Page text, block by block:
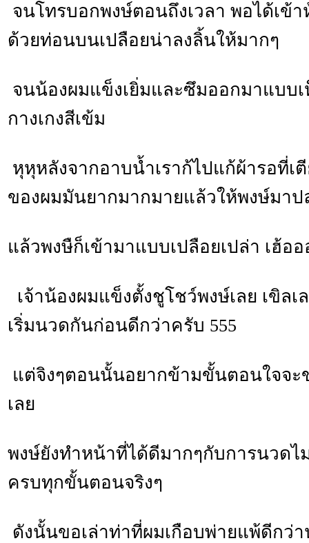
จนโทรบอกพงษ์ตอนถึงเวลา พอได้เข้
ด้วยท่อนบนเปลือยน่าลงลิ้นให้มากๆ
จนน้องผมแข็งเยิ่มและซึมออกมาแบบ
กางเกงสีเข้ม
หุหุหลังจากอาบน้ำเราก้ไปแก้ผ้ารอที่เ
ของผมมันยากมากมายแล้วให้พงษ์มา
แล้วพงษืก็เข้ามาแบบเปลือยเปล่า เฮ้อ
เจ้าน้องผมแข็งตั้งชูโชว์พงษ์เลย เขิลเ
เริ่มนวดกันก่อนดีกว่าครับ 555
แต่จิงๆตอนนั้นอยากข้ามขั้นตอนใจจ
เลย
พงษ์ยังทำหน้าที่ได้ดีมากๆกับการนวดไ
ครบทุกขั้นตอนจริงๆ
ดังนั้นขอเล่าท่าที่ผมเกือบพ่ายแพ้ดีกว่